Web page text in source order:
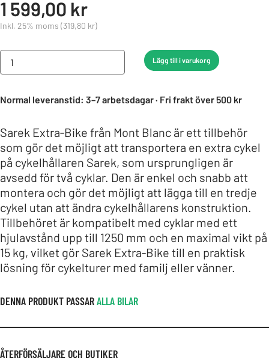
1 599,00 kr
Inkl. 25% moms (319,80 kr)
Lägg till i varukorg
Normal leveranstid: 3–7 arbetsdagar · Fri frakt över 500 kr
Sarek Extra‑Bike från Mont Blanc är ett tillbehör
som gör det möjligt att transportera en extra cykel
på cykelhållaren Sarek, som ursprungligen är
avsedd för två cyklar. Den är enkel och snabb att
montera och gör det möjligt att lägga till en tredje
cykel utan att ändra cykelhållarens konstruktion.
Tillbehöret är kompatibelt med cyklar med ett
hjulavstånd upp till 1250 mm och en maximal vikt på
15 kg, vilket gör Sarek Extra‑Bike till en praktisk
lösning för cykelturer med familj eller vänner.
DENNA PRODUKT PASSARALLA BILAR
ÅTERFÖRSÄLJARE OCH BUTIKER